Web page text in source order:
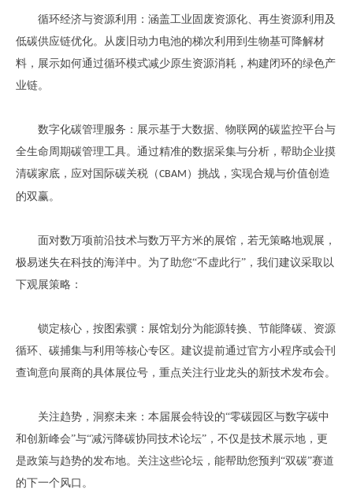
循环经济与资源利用：涵盖工业固废资源化、再生资源利用及
低碳供应链优化。从废旧动力电池的梯次利用到生物基可降解材
料，展示如何通过循环模式减少原生资源消耗，构建闭环的绿色产
业链。
数字化碳管理服务：展示基于大数据、物联网的碳监控平台与
全生命周期碳管理工具。通过精准的数据采集与分析，帮助企业摸
清碳家底，应对国际碳关税（CBAM ）挑战，实现合规与价值创造
的双赢。
面对数万项前沿技术与数万平方米的展馆，若无策略地观展，
极易迷失在科技的海洋中。为了助您“不虚此行”，我们建议采取以
下观展策略：
锁定核心，按图索骥：展馆划分为能源转换、节能降碳、资源
循环、碳捕集与利用等核心专区。建议提前通过官方小程序或会刊
查询意向展商的具体展位号，重点关注行业龙头的新技术发布会。
关注趋势，洞察未来：本届展会特设的“零碳园区与数字碳中
和创新峰会”与“减污降碳协同技术论坛”，不仅是技术展示地，更
是政策与趋势的发布地。关注这些论坛，能帮助您预判“双碳”赛道
的下一个风口。